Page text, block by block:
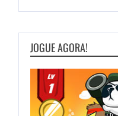
JOGUE AGORA!